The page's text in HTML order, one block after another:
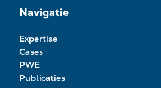
Navigatie
Expertise
Cases
PWE
Publicaties